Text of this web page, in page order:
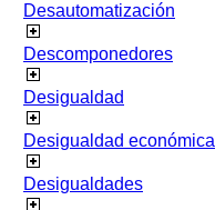
Desautomatización
Descomponedores
Desigualdad
Desigualdad económica
Desigualdades